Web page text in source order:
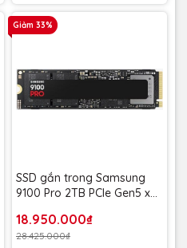
Giảm 33%
SSD gắn trong Samsung
9100 Pro 2TB PCIe Gen5 x4
Bảo hành 5 năm
18.950.000₫
28.425.000₫